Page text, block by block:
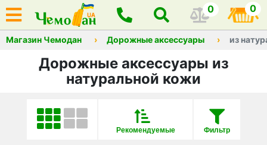
0 0
Магазин Чемодан Дорожные аксессуары из
Дорожные аксессуары из
натуральной кожи
Фильтр
Рекомендуемые